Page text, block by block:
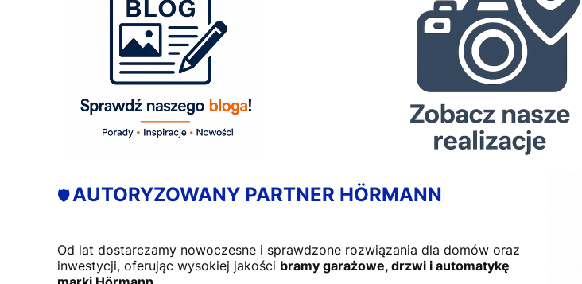
🛡️AUTORYZOWANY PARTNER HÖRMANN
Od lat dostarczamy nowoczesne i sprawdzone rozwiązania dla domów oraz
inwestycji, oferując wysokiej jakości bramy garażowe, drzwi i automatykę